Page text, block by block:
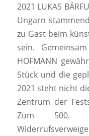
2021 LUKAS
Ungarn
zu Gast beim
sein.
HOFMANN
Stück und die
2021 steht nicht
Zentrum der
Zum 500.